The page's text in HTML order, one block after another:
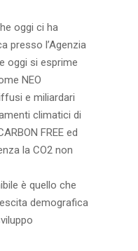
oggi ci ha
presso l’Agenzia
oggi si esprime
NEO
e miliardari
climatici di
FREE ed
la CO2 non
è quello che
demografica